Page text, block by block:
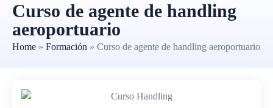
Curso de agente de handling
aeroportuario
Home » Formación » Curso de agente de handling aeroportuario